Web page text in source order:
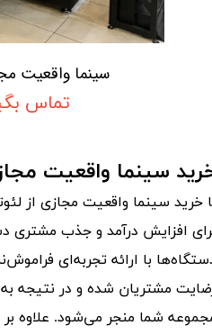
سینما واقعیت مجازی
تماس
سینما واقعیت
خرید سینما واقعیت مجازی از
افزایش درآمد و جذب مشتری
با ارائه تجربه‌ای
مشتریان شده و در نتیجه به
شما منجر می‌شود. علاوه